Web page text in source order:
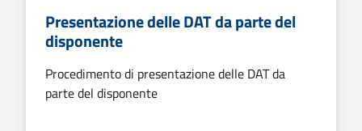
Presentazione delle DAT da parte del
disponente
Procedimento di presentazione delle DAT da
parte del disponente